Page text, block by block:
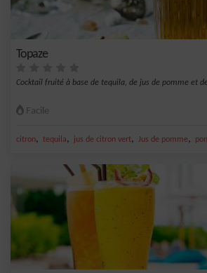
Topaze
Cocktail fruité à base de tequila, de jus de pomme et
Facile
citron, tequila, jus de citron vert, Jus de pomme,